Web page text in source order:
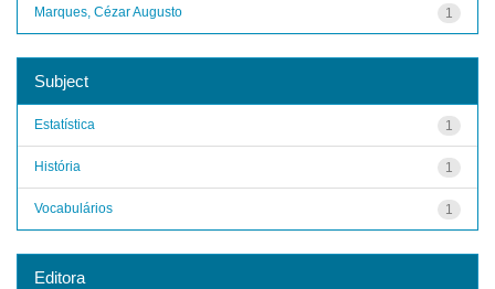
1
Marques, Cézar Augusto
Subject
1
Estatística
1
História
1
Vocabulários
Editora